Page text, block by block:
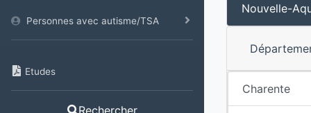
Personnes avec autisme/TSA
Etudes
Rechercher
Nouvelle-
Charente